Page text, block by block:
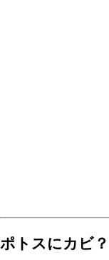
ポトスにカビ？